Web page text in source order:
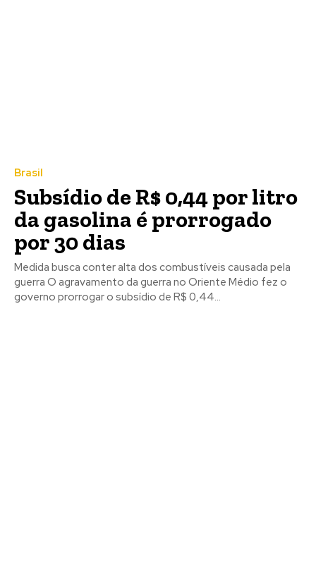
Brasil
Subsídio de R$ 0,44 por litro
da gasolina é prorrogado
por 30 dias
Medida busca conter alta dos combustíveis causada pela
guerra O agravamento da guerra no Oriente Médio fez o
governo prorrogar o subsídio de R$ 0,44...